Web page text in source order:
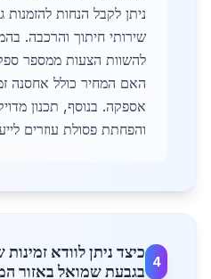
ניתן לקבל הנחות להזמנות
שירותי חיתוך והרכבה.
להשוות הצעות ממספר
האם המחיר כולל אחסנה
אספקה. בנוסף, תכנון
והפחתת פסולת עוזרים
4
כיצד ניתן לוודא
בגבעת שמואל באזור